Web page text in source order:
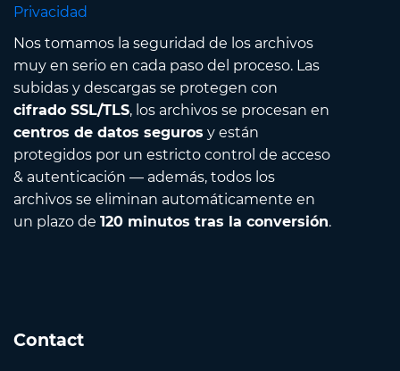
Privacidad
Nos tomamos la seguridad de los archivos
muy en serio en cada paso del proceso. Las
subidas y descargas se protegen con
cifrado SSL/TLS, los archivos se procesan en
centros de datos seguros y están
protegidos por un estricto control de acceso
& autenticación — además, todos los
archivos se eliminan automáticamente en
un plazo de 120 minutos tras la conversión.
Contact